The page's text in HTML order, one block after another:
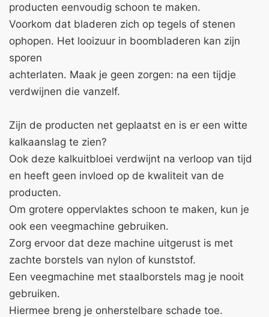
producten eenvoudig schoon te maken.
Voorkom dat bladeren zich op tegels of stenen
ophopen. Het looizuur in boombladeren kan zijn
sporen
achterlaten. Maak je geen zorgen: na een tijdje
verdwijnen die vanzelf.
Zijn de producten net geplaatst en is er een witte
kalkaanslag te zien?
Ook deze kalkuitbloei verdwijnt na verloop van tijd
en heeft geen invloed op de kwaliteit van de
producten.
Om grotere oppervlaktes schoon te maken, kun je
ook een veegmachine gebruiken.
Zorg ervoor dat deze machine uitgerust is met
zachte borstels van nylon of kunststof.
Een veegmachine met staalborstels mag je nooit
gebruiken.
Hiermee breng je onherstelbare schade toe.